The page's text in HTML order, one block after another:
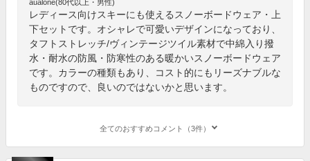
aualone(80代以上・男性)
レディース向けスキーにも使えるスノーボードウェア・上
下セットです。オシャレで可愛いデザインになっており、
タフトストレッチ/ヴィンテージツイル素材で中綿入り撥
水・耐水の防風・防寒性のある暖かいスノーボードウェア
です。カラーの種類もあり、コスト的にもリーズナブルな
ものですので、良いのではないかと思います。
全てのおすすめコメント（3件）